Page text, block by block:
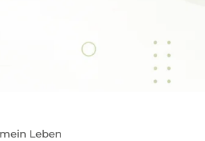
Leben